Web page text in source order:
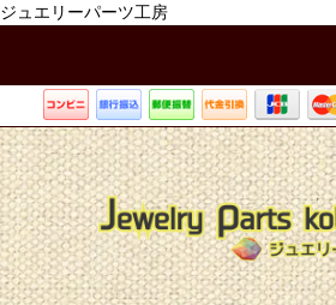
ジュエリーパーツ工房